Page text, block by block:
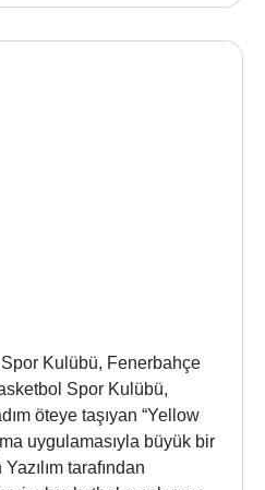
Kulübü, Fenerbahçe
Spor Kulübü,
öteye taşıyan “Yellow
uygulamasıyla büyük bir
tarafından